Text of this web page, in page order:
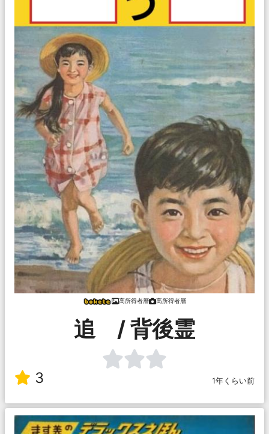
高所得者層 高所得者層
追 / 背後霊
3 1年くらい前